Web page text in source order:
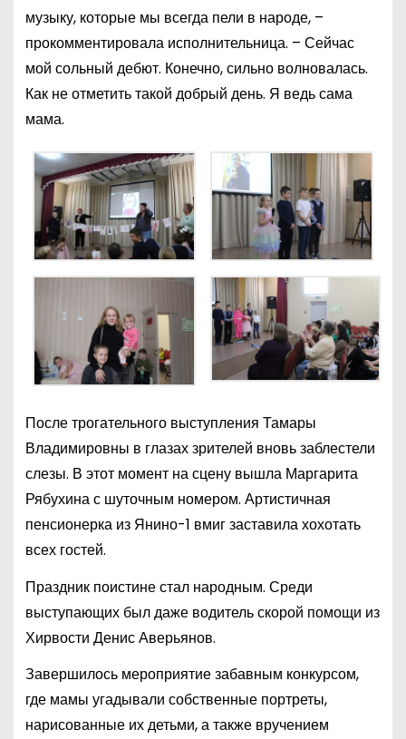
музыку, которые мы всегда пели в народе, –
прокомментировала исполнительница. – Сейчас
мой сольный дебют. Конечно, сильно волновалась.
Как не отметить такой добрый день. Я ведь сама
мама.
После трогательного выступления Тамары
Владимировны в глазах зрителей вновь заблестели
слезы. В этот момент на сцену вышла Маргарита
Рябухина с шуточным номером. Артистичная
пенсионерка из Янино-1 вмиг заставила хохотать
всех гостей.
Праздник поистине стал народным. Среди
выступающих был даже водитель скорой помощи из
Хирвости Денис Аверьянов.
Завершилось мероприятие забавным конкурсом,
где мамы угадывали собственные портреты,
нарисованные их детьми, а также вручением